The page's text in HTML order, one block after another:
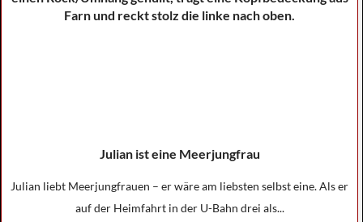
Julian ist eine Meerjungfrau
Julian liebt Meerjungfrauen – er wäre am liebsten selbst eine. Als er
auf der Heimfahrt in der U-Bahn drei als...